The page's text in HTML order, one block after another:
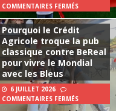
COMMENTAIRES FERMÉS
Pourquoi le Crédit
Agricole troque la pub
classique contre BeReal
pour vivre le Mondial
avec les Bleus
6 JUILLET 2026
COMMENTAIRES FERMÉS